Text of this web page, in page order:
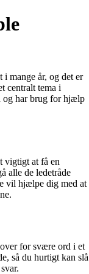
mange år, og det er
centralt tema i
og har brug for hjælp
vigtigt at få en
alle de ledetråde
vil hjælpe dig med at
for svære ord i et
så du hurtigt kan slå